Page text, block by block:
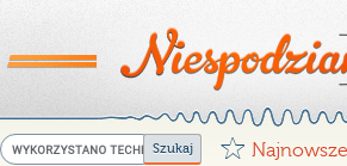
G Najnowsze